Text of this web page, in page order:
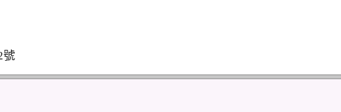
號